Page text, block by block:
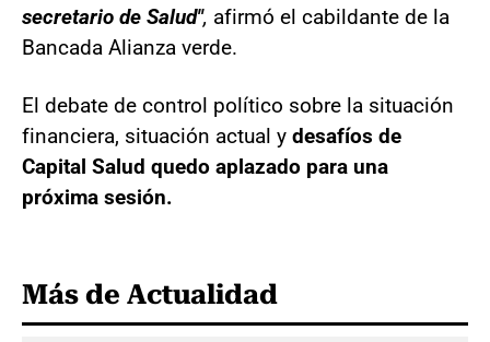
secretario de Salud", afirmó el cabildante de la
Bancada Alianza verde.
El debate de control político sobre la situación
financiera, situación actual y desafíos de
Capital Salud quedo aplazado para una
próxima sesión.
Más de Actualidad